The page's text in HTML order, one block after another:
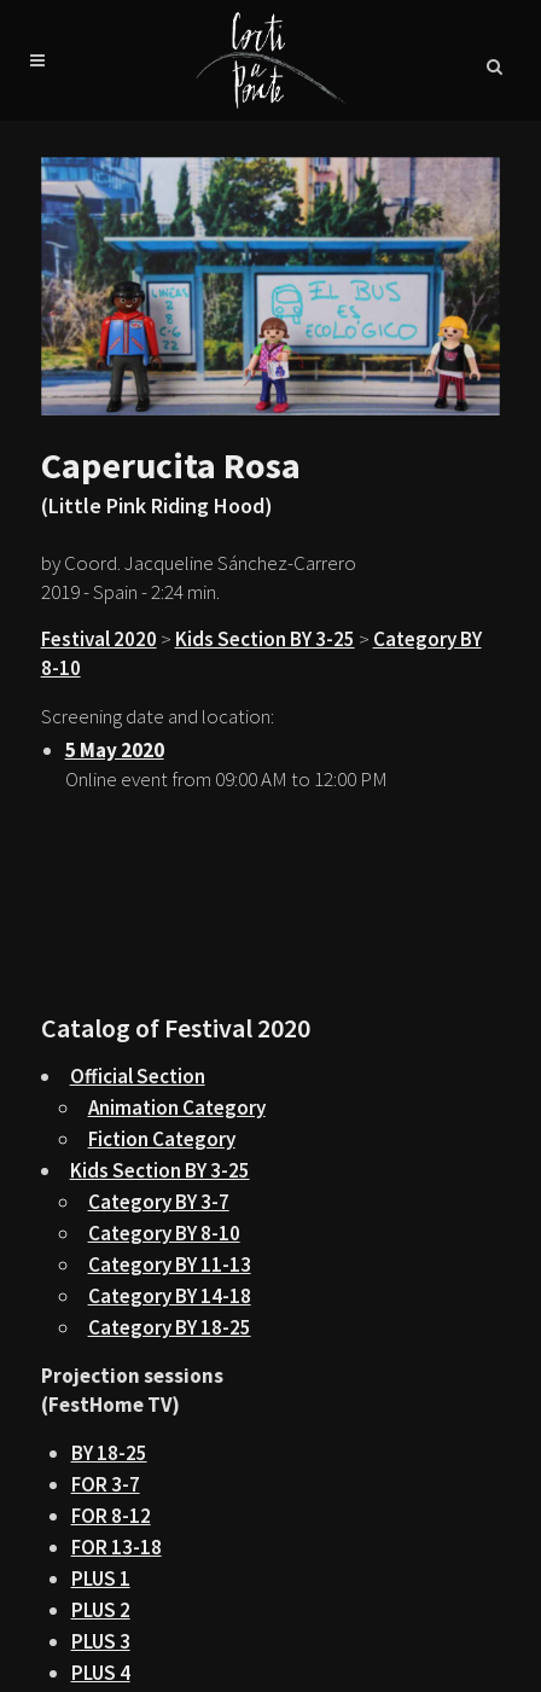
Caperucita Rosa
(Little Pink Riding Hood)
by Coord. Jacqueline Sánchez-Carrero
2019 - Spain - 2:24 min.
Festival 2020 > Kids Section BY 3-25 > Category BY
8-10
Screening date and location:
5 May 2020
Online event from 09:00 AM to 12:00 PM
Catalog of Festival 2020
Official Section
Animation Category
Fiction Category
Kids Section BY 3-25
Category BY 3-7
Category BY 8-10
Category BY 11-13
Category BY 14-18
Category BY 18-25
Projection sessions
(FestHome TV)
BY 18-25
FOR 3-7
FOR 8-12
FOR 13-18
PLUS 1
PLUS 2
PLUS 3
PLUS 4